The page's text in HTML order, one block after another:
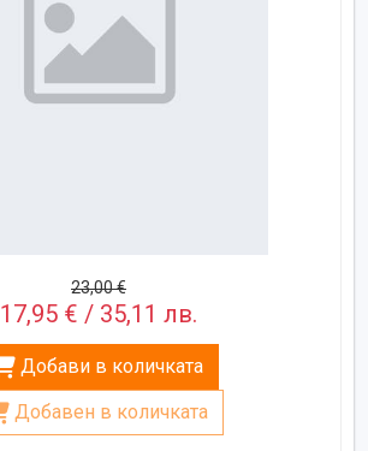
23,00 €
17,95 € / 35,11 лв.
Добави в количката
Добавен в количката